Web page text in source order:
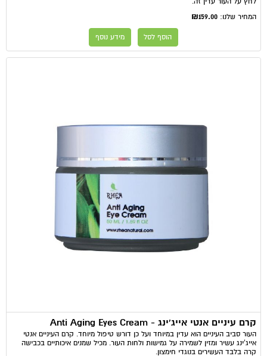
המחיר שלנו: ₪159.00
הוסף לסל מידע נוסף
קרם עיניים אנטי אייג'ינג - Anti Aging Eyes Cream
העור סביב העיניים הוא עדין במיוחד ועל כן דורש טיפול מיוחד. קרם העיניים אנטי
אייג'ינג עשיר ומזין לשמירה על גמישות ולחות העור. מכיל שמנים איכותיים בכבישה
קרה בלבד העשירים בנוגדי חימצון.